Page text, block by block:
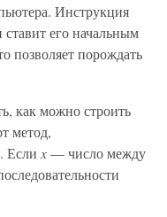
Инструкция
его начальным
позволяет порождать
как можно строить
метод,
Если x— число между